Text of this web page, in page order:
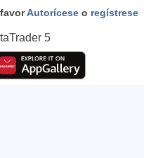
Autorícese o regístrese
5